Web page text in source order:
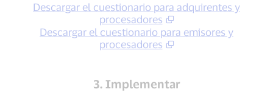
Descargar el cuestionario para adquirentes y
procesadores
Descargar el cuestionario para emisores y
procesadores
3. Implementar